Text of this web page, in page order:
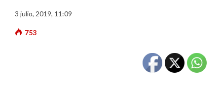
3 julio, 2019, 11:09
753